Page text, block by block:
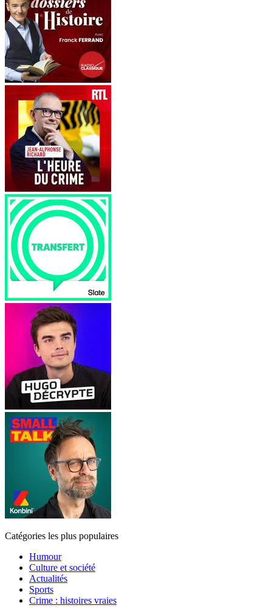
Catégories les plus populaires
Humour
Culture et société
Actualités
Sports
Crime : histoires vraies